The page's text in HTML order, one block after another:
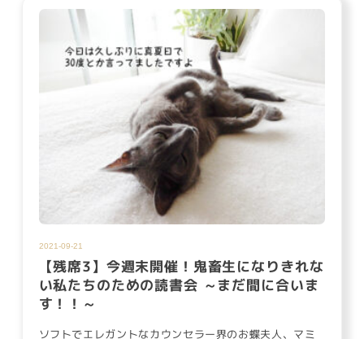
2021-09-21
【残席3】今週末開催！鬼畜生になりきれな
い私たちのための読書会 ～まだ間に合いま
す！！～
ソフトでエレガントなカウンセラー界のお蝶夫人、マミ